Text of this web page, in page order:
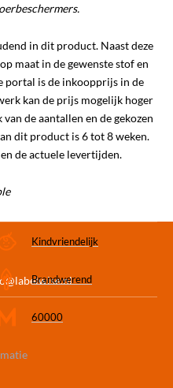
in dit product. Naast deze
maat in de gewenste stof en
portal is de inkoopprijs in de
kan de prijs mogelijk hoger
de aantallen en de gekozen
dit product is 6 tot 8 weken.
de actuele levertijden.
Kindvriendelijk
Brandwerend
60000
Experience
Amersfoort
Producten uit